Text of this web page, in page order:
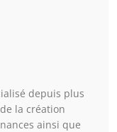
depuis plus
la création
ainsi que